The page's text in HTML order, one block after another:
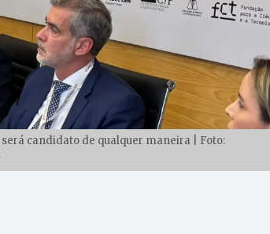
candidato de qualquer maneira | Foto: